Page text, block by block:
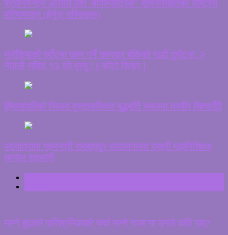
प्रधानमन्त्री ओलीले लिए ‘बायोम्याट्रिक’ सूचनासहितको राष्ट्रिय
परिचयपत्र (हेर्नुस् तस्विरहरु)
मलेसियाको एर्पोट्मा काम गर्ने कामदार बोकेको गाडी दुर्घटना, २
नेपाली सहित १३ को मृत्यु ! [ फोटो फिचर ]
हिमालपारिको जिल्ला मुस्ताङस्थित बुद्धमूर्ति स्थलमा तस्वीर खिचाउँदै
पदयात्रामा गृहमन्त्री रामबहादुर थापालगायत प्रहरी महानिरिक्षक
खनाल सहभागी
माग्ने बुढाको पारिश्रमिकबारे चर्चा माग्ने राजा’मा उनले कति पाए?